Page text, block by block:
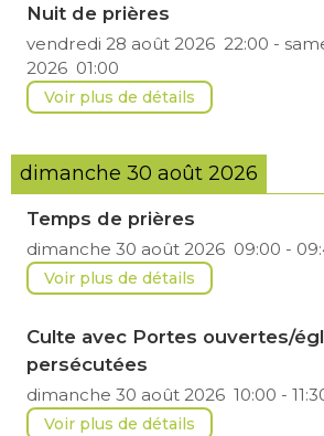
Nuit de prières
vendredi 28 août 2026 22:00 -
2026 01:00
Voir plus de détails
dimanche 30 août 2026
Temps de prières
dimanche 30 août 2026 09:00 -
Voir plus de détails
Culte avec Portes ouvertes/
persécutées
dimanche 30 août 2026 10:00 -
Voir plus de détails